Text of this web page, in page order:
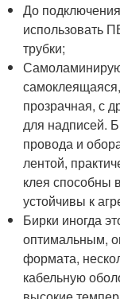
До
использовать
трубки;
прозрачная, с
для надписей.
провода и
лентой,
клея способны
устойчивы к
Бирки иногда
оптимальным,
формата,
кабельную